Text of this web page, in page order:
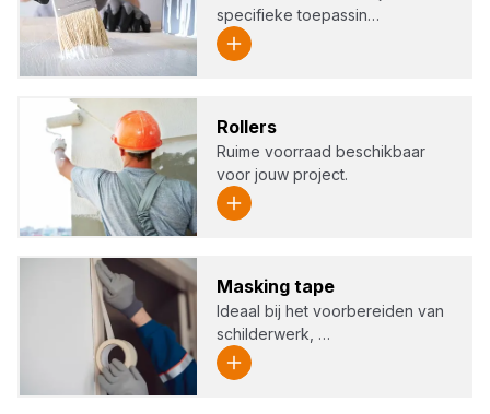
specifieke toepassin…
Rol­lers
Ruime voorraad beschikbaar
voor jouw project.
Mas­king tape
Ideaal bij het voorbereiden van
schilderwerk, …